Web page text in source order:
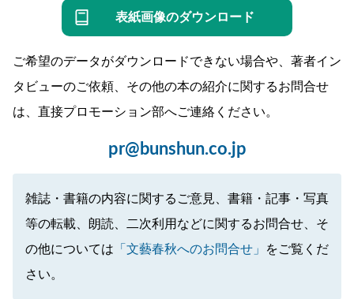
表紙画像のダウンロード
ご希望のデータがダウンロードできない場合や、著者イン
タビューのご依頼、その他の本の紹介に関するお問合せ
は、直接プロモーション部へご連絡ください。
pr@bunshun.co.jp
雑誌・書籍の内容に関するご意見、書籍・記事・写真
等の転載、朗読、二次利用などに関するお問合せ、そ
の他については 「文藝春秋へのお問合せ」
をご覧くだ
さい。